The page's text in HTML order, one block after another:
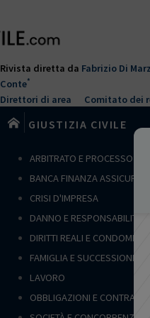
contenuto
Rivista diretta da Fabrizio Di
Conte*
Direttori di area Comitato dei
GIUSTIZIA CIVILE
ARBITRATO E PROCESSO
BANCA FINANZA
CRISI D'IMPRESA
DANNO E RESPONSABILITÀ
DIRITTI REALI E CONDOMINIO
FAMIGLIA E SUCCESSIONI
LAVORO
OBBLIGAZIONI E CONTRATTI